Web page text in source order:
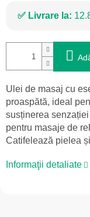
Livrare la:
Ulei de masaj cu
proaspătă, ideal
susținerea
pentru masaje de
Catifelează pielea
Informaţii detaliate